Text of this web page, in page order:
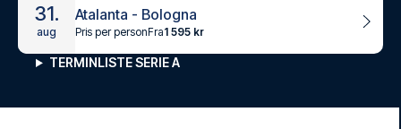
31.
aug
Atalanta - Bologna
Pris per personFra1 595 kr
TERMINLISTE SERIE A